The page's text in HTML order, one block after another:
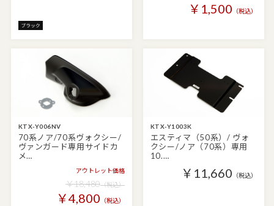
￥1,500 （税込）
KTX-Y006NV
70系ノア/70系ヴォクシー/
ヴァンガード専用サイドカ
メ…
アウトレット価格
￥18,480（税込）
￥4,800 （税込）
KTX-Y1003K
エスティマ（50系）/ ヴォ
クシー/ノア（70系）専用
10.…
￥11,660 （税込）